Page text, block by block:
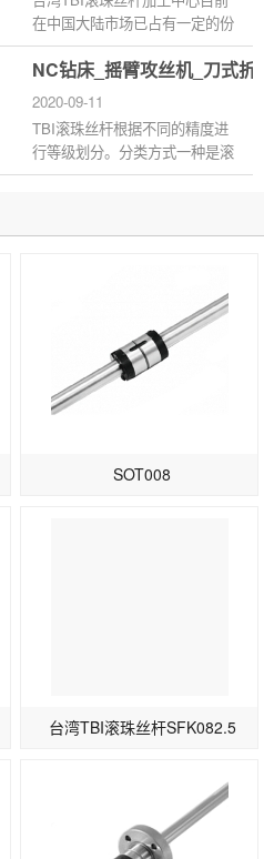
在中国大陆市场已占有一定的份
额，其先进性和高品质符合机械
制造业的需求，使需求量不断增
大，设计精度要求高，促使...
NC钻床_摇臂攻丝机_刀式
2020-09-11
TBI滚珠丝杆根据不同的精度进
行等级划分。分类方式一种是滚
珠丝杆以ISO 3408-4为基准副的
SOT008
台湾TBI滚珠丝杆SFK082.5